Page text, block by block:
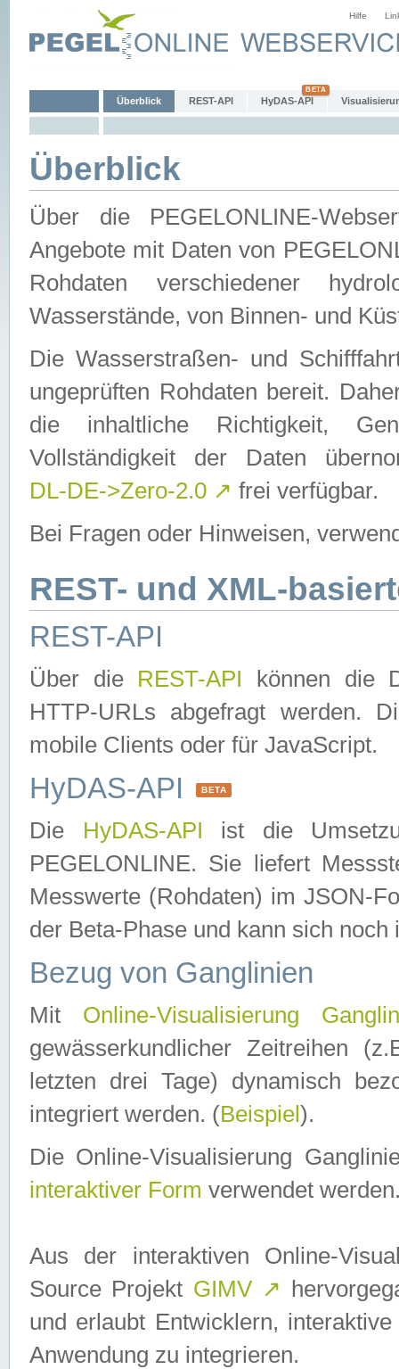
Hilfe
Überblick REST-API HyDAS-API
Überblick
Über die PEGELONLINE-
Angebote mit Daten von
Rohdaten verschiedener
Wasserstände, von Binnen- und
Die Wasserstraßen- und
ungeprüften Rohdaten bereit.
die inhaltliche Richtigkeit,
Vollständigkeit der Daten
DL-DE->Zero-2.0 ↗ frei verfügbar.
Bei Fragen oder Hinweisen,
REST- und XML-
REST-API
Über die REST-API können die
HTTP-URLs abgefragt werden.
mobile Clients oder für JavaScript.
HyDAS-API BETA
Die HyDAS-API ist die
PEGELONLINE. Sie liefert
Messwerte (Rohdaten) im JSON-
der Beta-Phase und kann sich noch
Bezug von Ganglinien
Mit Online-Visualisierung
gewässerkundlicher Zeitreihen
letzten drei Tage) dynamisch
integriert werden. (Beispiel ).
Die Online-Visualisierung
interaktiver Form verwendet
Aus der interaktiven Online-
Source Projekt GIMV ↗
und erlaubt Entwicklern,
Anwendung zu integrieren.